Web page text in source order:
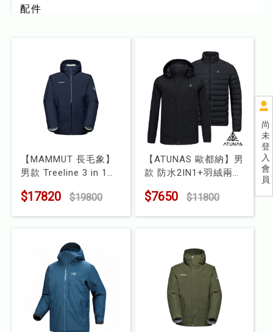
尚
未
登
入
會
員
配件
睡眠系統
器材裝備
兒童
水上配件
其他
挖寶區
【MAMMUT 長毛象】
男款 Treeline 3 in 1
兩件式防水保暖外套
$17820 $19800
【ATUNAS 歐都納】男
款 防水2IN1+羽絨兩件
型號 : A1GA2533M
$7650 $11800